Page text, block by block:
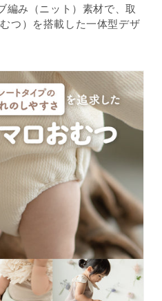
編み（ニット）素材で、取
つ）を搭載した一体型デザ